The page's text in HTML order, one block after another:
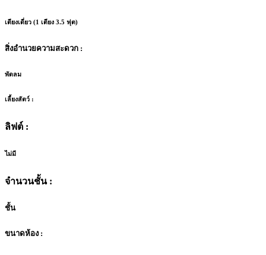
เตียงเดี่ยว (1 เตียง 3.5 ฟุต)
สิ่งอำนวยความสะดวก :
พัดลม
เลี้ยงสัตว์ :
ลิฟต์ :
ไม่มี
จำนวนชั้น :
ชั้น
ขนาดห้อง :